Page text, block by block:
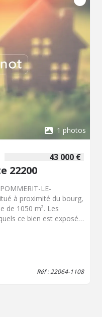
1 photos
43 000 €
22200
LE-
à proximité du bourg,
de 1050 m². Les
ce bien est exposé
Réf : 22064-1108